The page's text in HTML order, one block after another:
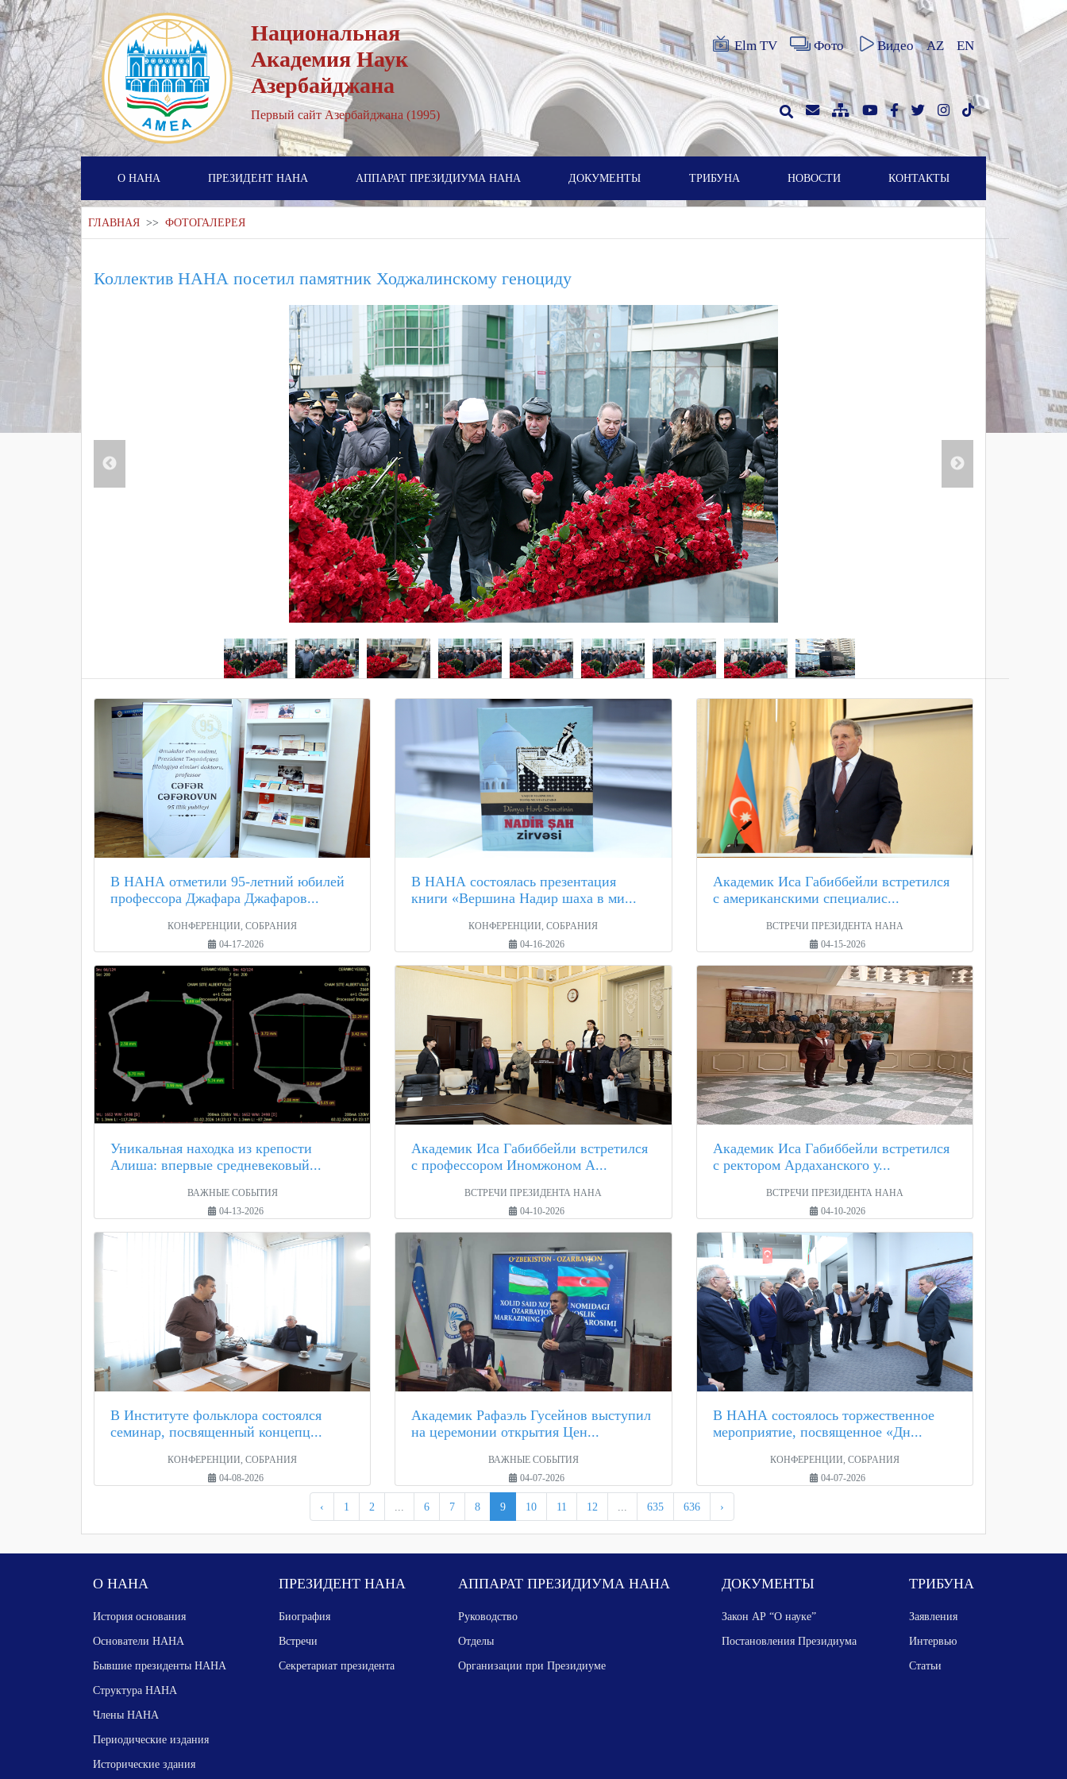
Национальная
Академия Наук
Азербайджана
Первый cайт Азербайджана (1995)
Elm TV Фото Видео AZ EN
О НАНА ПРЕЗИДЕНТ НАНА АППАРАТ ПРЕЗИДИУМА НАНА ДОКУМЕНТЫ ТРИБУНА НОВОСТИ КОНТАКТЫ
ГЛАВНАЯ >> ФОТОГАЛЕРЕЯ
Коллектив НАНА посетил памятник Ходжалинскому геноциду
В НАНА отметили 95-летний юбилей
профессора Джафара Джафаров...
КОНФЕРЕНЦИИ, СОБРАНИЯ
04-17-2026
В НАНА состоялась презентация
книги «Вершина Надир шаха в ми...
КОНФЕРЕНЦИИ, СОБРАНИЯ
04-16-2026
Академик Иса Габиббейли встретился
с американскими специалис...
ВСТРЕЧИ ПРЕЗИДЕНТА НАНА
04-15-2026
Уникальная находка из крепости
Алиша: впервые средневековый...
ВАЖНЫЕ СОБЫТИЯ
04-13-2026
Академик Иса Габиббейли встретился
с профессором Иномжоном А...
ВСТРЕЧИ ПРЕЗИДЕНТА НАНА
04-10-2026
Академик Иса Габиббейли встретился
с ректором Ардаханского у...
ВСТРЕЧИ ПРЕЗИДЕНТА НАНА
04-10-2026
В Институте фольклора состоялся
семинар, посвященный концепц...
КОНФЕРЕНЦИИ, СОБРАНИЯ
04-08-2026
Академик Рафаэль Гусейнов выступил
на церемонии открытия Цен...
ВАЖНЫЕ СОБЫТИЯ
04-07-2026
В НАНА состоялось торжественное
мероприятие, посвященное «Дн...
КОНФЕРЕНЦИИ, СОБРАНИЯ
04-07-2026
‹ 1 2 6 7 8 9 10 11 12 635 636 ›
О НАНА
История основания
Основатели НАНА
Бывшие президенты НАНА
Структура НАНА
Члены НАНА
Периодические издания
Исторические здания
ПРЕЗИДЕНТ НАНА
Биография
Встречи
Секретариат президента
АППАРАТ ПРЕЗИДИУМА НАНА
Руководство
Отделы
Организации при Президиуме
ДОКУМЕНТЫ
Закон АР “О науке”
Постановления Президиума
ТРИБУНА
Заявления
Интервью
Статьи